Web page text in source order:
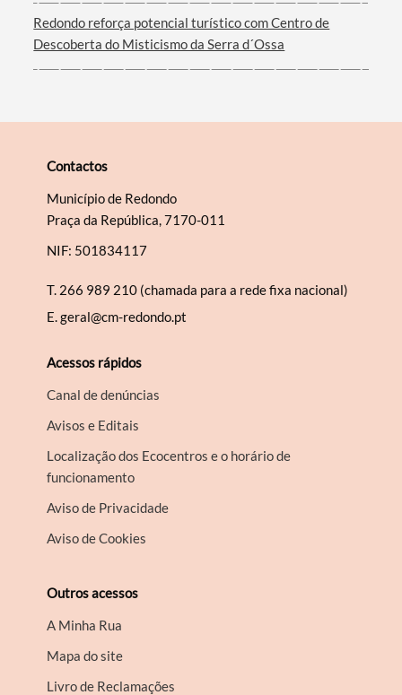
Redondo reforça potencial turístico com Centro de
Descoberta do Misticismo da Serra d´Ossa
Contactos
Município de Redondo
Praça da República, 7170-011
NIF: 501834117
T. 266 989 210 (chamada para a rede fixa nacional)
E.geral@cm-redondo.pt
Acessos rápidos
Canal de denúncias
Avisos e Editais
Localização dos Ecocentros e o horário de
funcionamento
Aviso de Privacidade
Aviso de Cookies
Outros acessos
A Minha Rua
Mapa do site
Livro de Reclamações